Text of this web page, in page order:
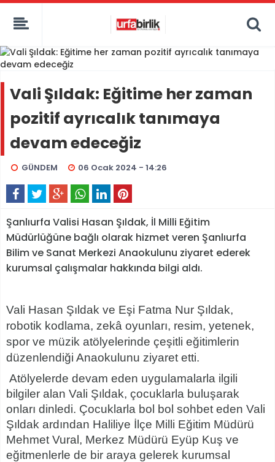
Vali Şıldak: Eğitime her zaman
pozitif ayrıcalık tanımaya
devam edeceğiz
GÜNDEM 06 Ocak 2024 - 14:26
Şanlıurfa Valisi Hasan Şıldak, İl Milli Eğitim
Müdürlüğüne bağlı olarak hizmet veren Şanlıurfa
Bilim ve Sanat Merkezi Anaokulunu ziyaret ederek
kurumsal çalışmalar hakkında bilgi aldı.
Vali Hasan Şıldak ve Eşi Fatma Nur Şıldak,
robotik kodlama, zekâ oyunları, resim, yetenek,
spor ve müzik atölyelerinde çeşitli eğitimlerin
düzenlendiği Anaokulunu ziyaret etti.
Atölyelerde devam eden uygulamalarla ilgili
bilgiler alan Vali Şıldak, çocuklarla buluşarak
onları dinledi. Çocuklarla bol bol sohbet eden Vali
Şıldak ardından Haliliye İlçe Milli Eğitim Müdürü
Mehmet Vural, Merkez Müdürü Eyüp Kuş ve
eğitmenlerle de bir araya gelerek kurumsal